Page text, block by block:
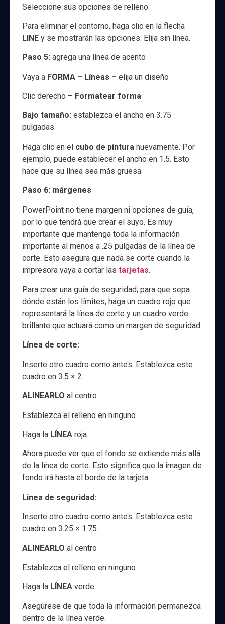
Seleccione sus opciones de relleno.
Para eliminar el contorno, haga clic en la flecha
LINE y se mostrarán las opciones. Elija sin línea.
Paso 5:agrega una línea de acento
Vaya a FORMA – Líneas – elija un diseño
Clic derecho – Formatear forma
Bajo tamaño:establezca el ancho en 3.75
pulgadas.
Haga clic en el cubo de pinturanuevamente. Por
ejemplo, puede establecer el ancho en 1.5. Esto
hace que su línea sea más gruesa.
Paso 6: márgenes
PowerPoint no tiene margen ni opciones de guía,
por lo que tendrá que crear el suyo. Es muy
importante que mantenga toda la información
importante al menos a .25 pulgadas de la línea de
corte. Esto asegura que nada se corte cuando la
impresora vaya a cortar las tarjetas.
Para crear una guía de seguridad, para que sepa
dónde están los límites, haga un cuadro rojo que
representará la línea de corte y un cuadro verde
brillante que actuará como un margen de seguridad.
Línea de corte:
Inserte otro cuadro como antes. Establezca este
cuadro en 3.5 × 2.
ALINEARLO al centro
Establezca el relleno en ninguno.
Haga la LÍNEAroja.
Ahora puede ver que el fondo se extiende más allá
de la línea de corte. Esto significa que la imagen de
fondo irá hasta el borde de la tarjeta.
Linea de seguridad:
Inserte otro cuadro como antes. Establezca este
cuadro en 3.25 × 1.75.
ALINEARLO al centro
Establezca el relleno en ninguno.
Haga la LÍNEAverde.
Asegúrese de que toda la información permanezca
dentro de la línea verde.